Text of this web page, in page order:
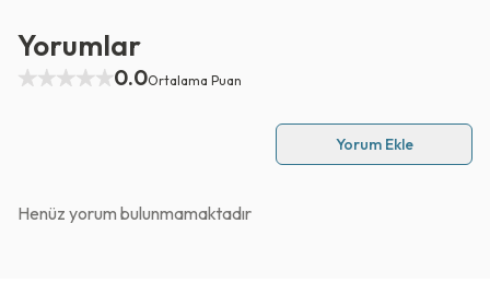
Yorumlar
0.0Ortalama Puan
Yorum Ekle
Henüz yorum bulunmamaktadır